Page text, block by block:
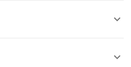
keyboard_arrow_up
keyboard_arrow_up